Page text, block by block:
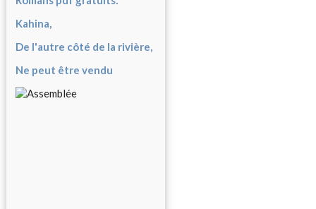
Kahina,
De l'autre côté de la rivière,
Ne peut être vendu